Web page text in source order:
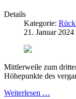
Details
Kategorie:
21. Januar 2024
Mittlerweile zum
Höhepunkte des
Weiterlesen …